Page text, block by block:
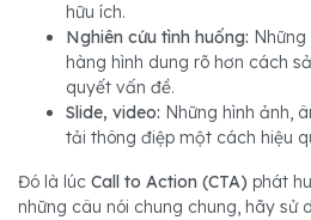
hữu ích.
Nghiên cứu tình huống:
hàng hình dung rõ hơn cách
quyết vấn đề.
Slide, video: Những hình ảnh,
tải thông điệp một cách hiệu
Đó là lúc Call to Action (CTA) phát
những câu nói chung chung, hãy sử